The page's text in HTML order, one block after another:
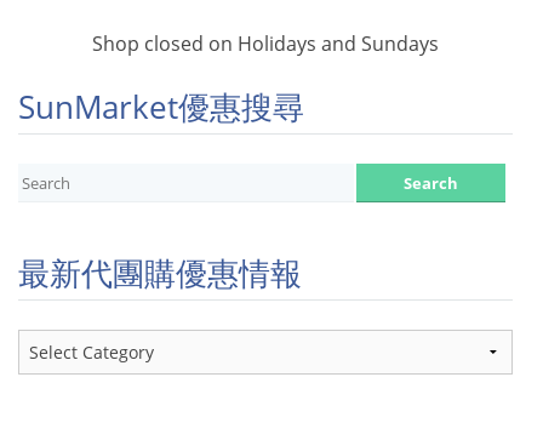
Shop closed on Holidays and Sundays
SunMarket優惠搜尋
最新代團購優惠情報
最
新